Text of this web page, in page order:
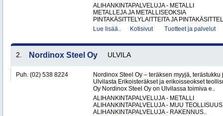
ALIHANKINTAPALVELUJA - METALLI
METALLEJA JA METALLISEOKSIA
PINTAKÄSITTELYLAITTEITA JA
Lue lisää..
Kotisivut Tuotteet ja palvelut
2. Nordinox Steel Oy ULVILA
Puh. (02) 538 8224
Nordinox Steel Oy – teräksen myyjä,
Ulvilasta Erikoisteräkset ja erikoisseokset
Oy Nordinox Steel Oy on Ulvilassa toimiva e..
ALIHANKINTAPALVELUJA - METALLI
ALIHANKINTAPALVELUJA - MUU TEOLLISUUS
ALIHANKINTAPALVELUJA - RAKENNUS..